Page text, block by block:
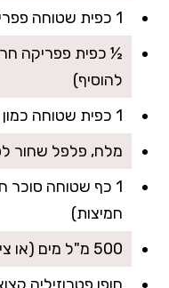
1 כפית שטוחה פפריקה מתוקה
½ כפית פפריקה
להוסיף)
1 כפית שטוחה כמון טחון טרי
מלח, פלפל שחור
1 כף שטוחה
חמיצות)
500 מ"ל מים (או ציר ירקות)